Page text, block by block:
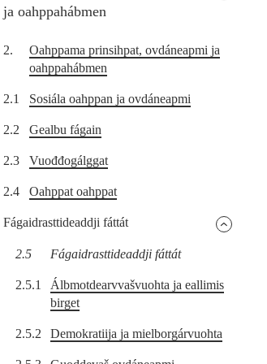
ja oahppahábmen
2.
Oahppama prinsihpat, ovdáneapmi ja
oahppahábmen
2.1 Sosiála oahppan ja ovdáneapmi
2.2 Gealbu fágain
2.3 Vuođđogálggat
2.4 Oahppat oahppat
Fágaidrasttideaddji fáttát
2.5 Fágaidrasttideaddji fáttát
2.5.1
Álbmotdearvvašvuohta ja eallimis
birget
2.5.2 Demokratiija ja mielborgárvuohta